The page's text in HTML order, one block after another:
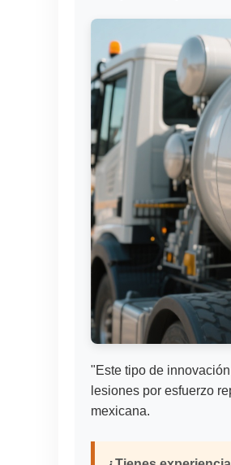
"Este tipo de
lesiones por esfuerzo
mexicana.